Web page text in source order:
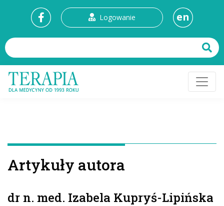
Logowanie en
Artykuły autora
dr n. med. Izabela Kupryś-Lipińska